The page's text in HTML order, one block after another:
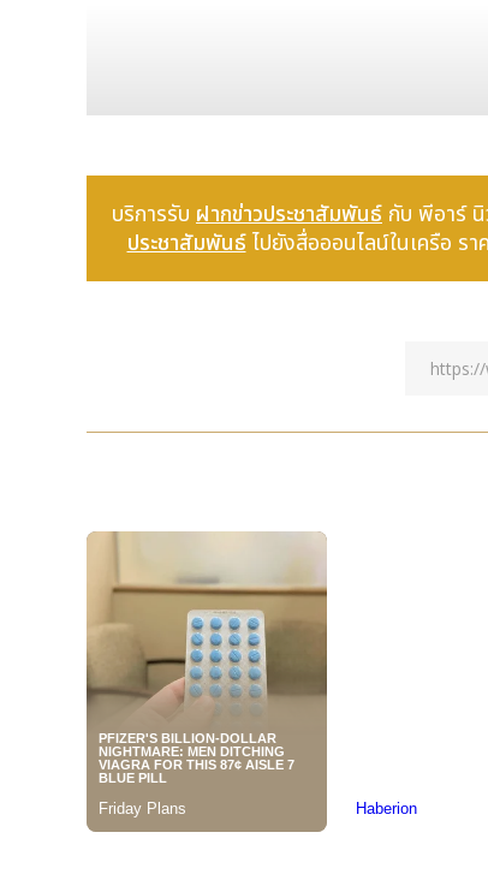
ในปีนี้ คาดว่าจะมีผู้เข้าร่วมงานจากกว่า 50 ประเทศ
งานจะมีการจัดประชุม งานสัมมนา นิทรรศการ และ
ประเทศสมาชิกองค์การความร่วมมือเซี่ยงไฮ้
งานมหกรรมครั้งนี้จัดขึ้นในรูปแบบผสมผสานทั้งออฟ
เชื้อพันธุ์พืช เครื่องจักรกลการเกษตรที่สำคัญ เทคโน
งานนี้จัดขึ้นเป็นครั้งแรกในปี พ.ศ. 2537 และดำเนิน
ใหญ่ ครอบคลุม และทรงอิทธิพลที่สุดในประเทศจีน โ
ส่งเสริมการถ่ายทอดเทคโนโลยี และขับเคลื่อนคว
ในปี 2562 ได้มีจุดเปลี่ยนสำคัญเกิดขึ้น เมื่อมีการ
ความร่วมมือเซี่ยงไฮ้ ณ เขตหยางหลิง ซึ่งช่วยสร้
นิทรรศการด้านการเกษตรขององค์การความร่วมมือ
มูฮัมหมัด อามีร์ (Muhammad Amir) ผู้จัดแสดงสินค้
ผ่านงานมหกรรมนี้”
งานมหกรรมในปีนี้จะจัดขึ้นพร้อมกับงานแสดงสินค้
งานจะมีโซนจัดแสดงสินค้าแบบครบวงจร โซนจัดแสด
ในขณะเดียวกันจะมีการจัดกิจกรรมคู่ขนานหลายราย
ประจำปี 2568 เวิร์กช็อปว่าด้วยการพัฒนาการเก
องค์การความร่วมมือเซี่ยงไฮ้ และกิจกรรมการจับคู่
ในกลุ่มประเทศองค์การความร่วมมือเซี่ยงไฮ้ ตลอด
ด้วยแรงขับเคลื่อนจากข้อริเริ่มสายแถบและเส้นทาง
บริการรับ ฝากข่าวประชาสัมพันธ์ กับ พีอาร์
ประชาสัมพันธ์ไปยังสื่อออนไลน์ในเครือ รา